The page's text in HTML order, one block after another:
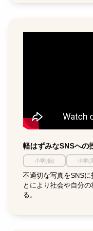
軽はずみなSNSへの
小学(低) 小学(
不適切な写真をSNS
とにより社会や自分
る。